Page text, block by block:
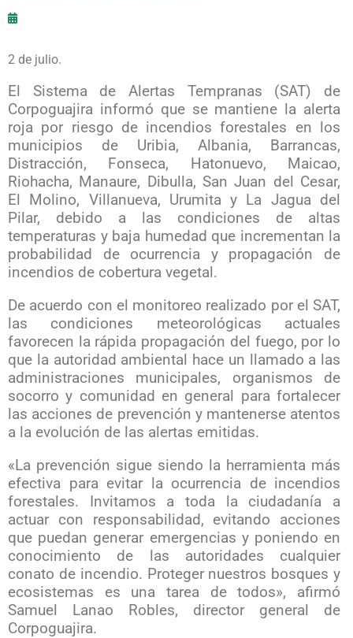
2 de julio.
El Sistema de Alertas Tempranas (SAT) de
Corpoguajira informó que se mantiene la alerta
roja por riesgo de incendios forestales en los
municipios de Uribia, Albania, Barrancas,
Distracción, Fonseca, Hatonuevo, Maicao,
Riohacha, Manaure, Dibulla, San Juan del Cesar,
El Molino, Villanueva, Urumita y La Jagua del
Pilar, debido a las condiciones de altas
temperaturas y baja humedad que incrementan la
probabilidad de ocurrencia y propagación de
incendios de cobertura vegetal.
De acuerdo con el monitoreo realizado por el SAT,
las condiciones meteorológicas actuales
favorecen la rápida propagación del fuego, por lo
que la autoridad ambiental hace un llamado a las
administraciones municipales, organismos de
socorro y comunidad en general para fortalecer
las acciones de prevención y mantenerse atentos
a la evolución de las alertas emitidas.
«La prevención sigue siendo la herramienta más
efectiva para evitar la ocurrencia de incendios
forestales. Invitamos a toda la ciudadanía a
actuar con responsabilidad, evitando acciones
que puedan generar emergencias y poniendo en
conocimiento de las autoridades cualquier
conato de incendio. Proteger nuestros bosques y
ecosistemas es una tarea de todos», afirmó
Samuel Lanao Robles, director general de
Corpoguajira.